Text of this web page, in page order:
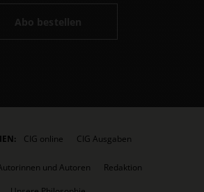
Abo bestellen
CIG online CIG Ausgaben
und Autoren
Redaktion